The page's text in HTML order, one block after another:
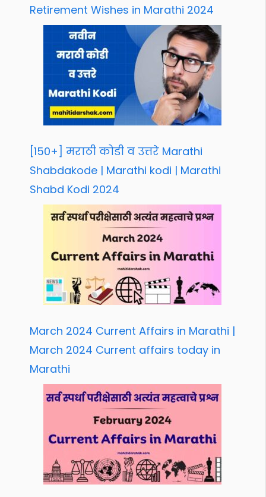
Retirement Wishes in Marathi 2024
[150+] मराठी कोडी व उत्तरे Marathi
Shabdakode | Marathi kodi | Marathi
Shabd Kodi 2024
March 2024 Current Affairs in Marathi |
March 2024 Current affairs today in
Marathi